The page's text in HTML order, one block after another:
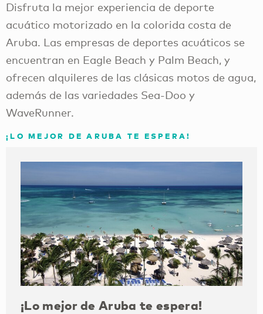
Disfruta la mejor experiencia de deporte
acuático motorizado en la colorida costa de
Aruba. Las empresas de deportes acuáticos se
encuentran en Eagle Beach y Palm Beach, y
ofrecen alquileres de las clásicas motos de agua,
además de las variedades Sea-Doo y
WaveRunner.
¡LO MEJOR DE ARUBA TE ESPERA!
¡Lo mejor de Aruba te espera!